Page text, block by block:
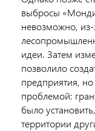
выбросы
невозможно,
идеи. Затем
позволило
предприятия,
проблемой:
было
территории